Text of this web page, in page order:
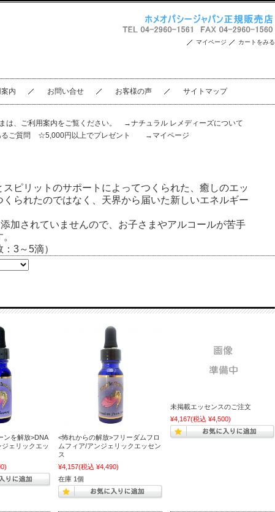
マイページ カートをみる
内 お問い合せ お客様の声 サイトマップ
は、 ご利用案内をご覧ください。
→ナチュラル レメディーズについて
ご質問 ☆5,000円以上でプレゼント →マイページ
ピリットのサポートによってつくられた、癒しのエッ
られたのではなく、天界から届いた新しいエネルギー
加されていませんので、お子さまやアルコールが苦手
3～5滴）
ンを解放>DNA
ェリックエッ
<怖れからの解放>フリーダムフロ
ムフィア/アンジェリックエッセン
ス
¥4,157(税込 ¥4,490)
在庫 1個
未掲載エッセンスのご注文
¥4,167(税込 ¥4,500)